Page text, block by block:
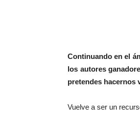
Continuando en el
los autores
pretendes hacernos
Vuelve a ser un